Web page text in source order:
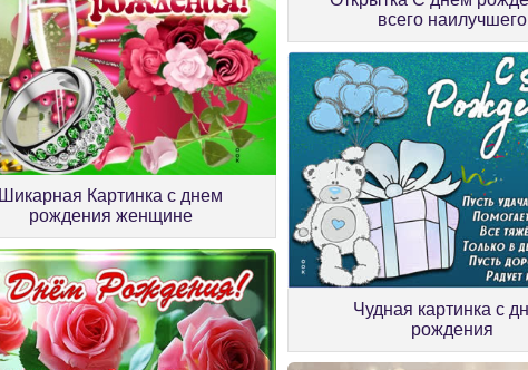
всего наилучшего
Шикарная Картинка с днем
рождения женщине
Чудная картинка с
рождения